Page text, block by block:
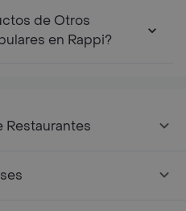
de Otros
en Rappi?
Restaurantes